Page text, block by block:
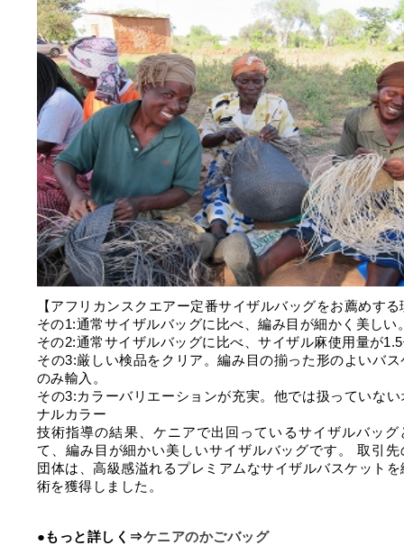
【アフリカンスクエアー定番サイザルバッグをお薦めする
その1:通常サイザルバッグに比べ、編み目が細かく美しい
その2:通常サイザルバッグに比べ、サイザル麻使用量が
その3:厳しい検品をクリア。編み目の揃った形のよいバス
のみ輸入。
その3:カラーバリエーションが充実。他では扱っていない
ナルカラー
技術指導の結果、ケニアで出回っているサイザルバッグ
て、編み目が細かい美しいサイザルバッグです。 取引先
団体は、高級感溢れるプレミアムなサイザルバスケット
術を獲得しました。
●もっと詳しく⇒ケニアのかごバッグ